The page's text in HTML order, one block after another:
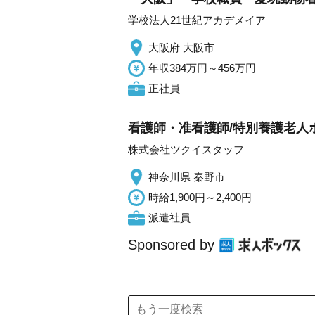
学校法人21世紀アカデメイア
大阪府 大阪市
年収384万円～456万円
正社員
看護師・准看護師/特別養護老人
株式会社ツクイスタッフ
神奈川県 秦野市
時給1,900円～2,400円
派遣社員
Sponsored by